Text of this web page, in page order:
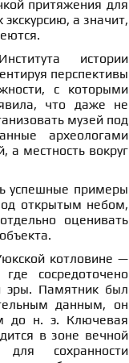
притяжения для
а значит,
истории
перспективы
с которыми
что даже не
музей под
археологами
а местность вокруг
успешные примеры
открытым небом,
оценивать
котловине —
сосредоточено
эры. Памятник был
данным, он
до н. э. Ключевая
в зоне вечной
сохранности